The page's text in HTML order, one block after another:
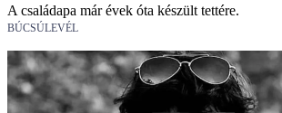
A családapa már évek óta készült tettére.
BÚCSÚLEVÉL